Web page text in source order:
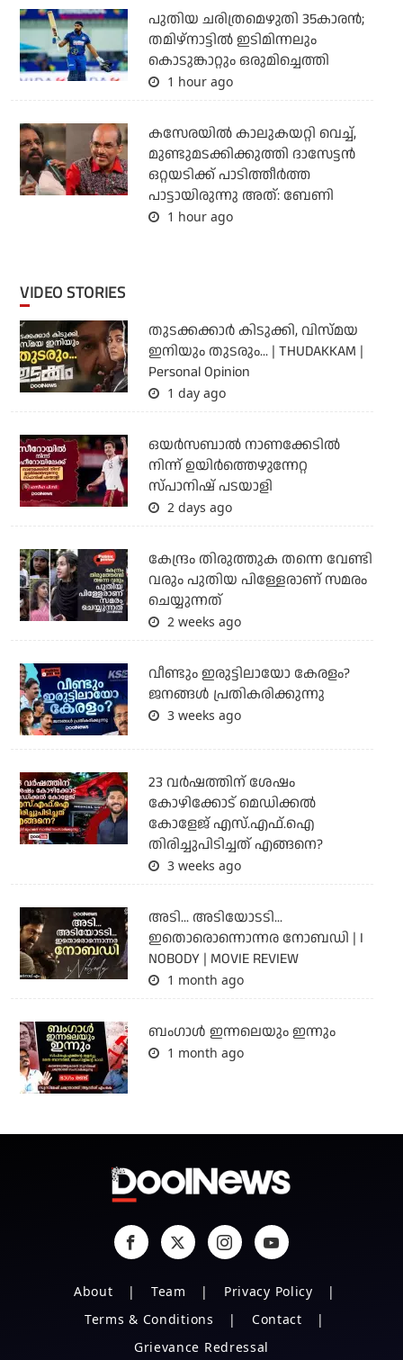
പുതിയ ചരിത്രമെഴുതി 35കാരന്‍;
തമിഴ്‌നാട്ടില്‍ ഇടിമിന്നലും
കൊടുങ്കാറ്റും ഒരുമിച്ചെത്തി
1 hour ago
കസേരയിൽ കാലുകയറ്റി വെച്ച്,
മുണ്ടുമടക്കിക്കുത്തി ദാസേട്ടൻ
ഒറ്റയടിക്ക് പാടിത്തീർത്ത
പാട്ടായിരുന്നു അത്: ബേണി
1 hour ago
VIDEO STORIES
തുടക്കക്കാര്‍ കിടുക്കി, വിസ്മയ
ഇനിയും തുടരും... | THUDAKKAM |
Personal Opinion
1 day ago
ഒയര്‍സബാൽ നാണക്കേടിൽ
നിന്ന് ഉയിർത്തെഴുന്നേറ്റ
സ്പാനിഷ് പടയാളി
2 days ago
കേന്ദ്രം തിരുത്തുക തന്നെ വേണ്ടി
വരും പുതിയ പിള്ളേരാണ് സമരം
ചെയ്യുന്നത്
2 weeks ago
വീണ്ടും ഇരുട്ടിലായോ കേരളം?
ജനങ്ങൾ പ്രതികരിക്കുന്നു
3 weeks ago
23 വർഷത്തിന് ശേഷം
കോഴിക്കോട് മെഡിക്കൽ
കോളേജ് എസ്.എഫ്.ഐ
തിരിച്ചുപിടിച്ചത് എങ്ങനെ?
3 weeks ago
അടി... അടിയോടടി...
ഇതൊരൊന്നൊന്നര നോബഡി | I
NOBODY | MOVIE REVIEW
1 month ago
ബംഗാള്‍ ഇന്നലെയും ഇന്നും
1 month ago
About Team
Privacy Policy
Terms & Conditions
Contact
Grievance Redressal